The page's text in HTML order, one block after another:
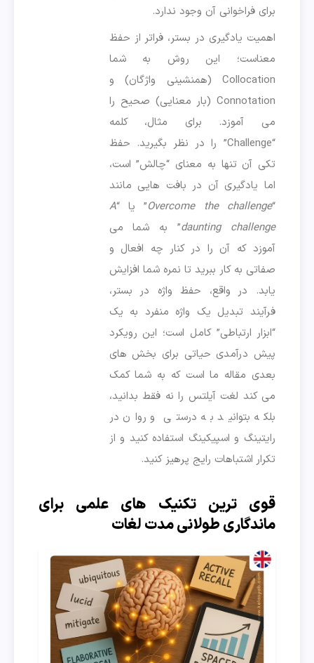
برای فراخوانی آن وجود ندارد.
اهمیت یادگیری در بستر، فراتر از حفظ
معناست؛ این روش به شما
Collocation (همنشینی واژگان) و
Connotation (بار معنایی) صحیح را
می آموزد. برای مثال، کلمه
“Challenge” را در نظر بگیرید. حفظ
تکی آن تنها به معنای “چالش” است،
اما یادگیری آن در بافت هایی مانند
“
Overcome the challenge” یا “A
daunting challenge” به شما می
آموزد که آن را در کنار چه افعال و
صفاتی به کار ببرید تا نمره شما افزایش
یابد. در واقع، حفظ واژه در بستر،
فرآیند تبدیل یک واژه منفرد به یک
“ابزار ارتباطی” کامل است؛ این رویکرد
پیش درآمدی حیاتی برای بخش های
بعدی مقاله ما است که به شما کمک
می کند لغت آیلتس را نه فقط بدانید،
بلکه بتوانید به درستی و روان در
رایتینگ و اسپیکینگ استفاده کنید و از
تکرار اشتباهات رایج پرهیز کنید.
قوی ترین تکنیک های علمی برای
ماندگاری طولانی مدت لغات